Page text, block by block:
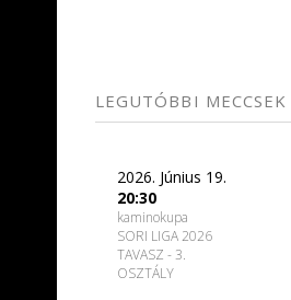
LEGUTÓBBI MECCSEK
2026. Június 19.
20:30
kaminokupa
SORI LIGA 2026
TAVASZ - 3.
OSZTÁLY